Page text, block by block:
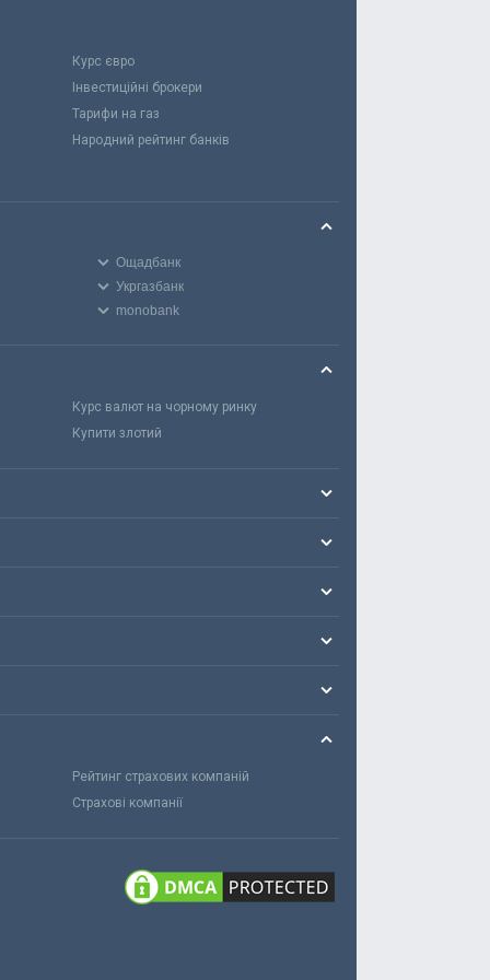
Курс євро
Інвестиційні брокери
Тарифи на газ
Народний рейтинг банків
Ощадбанк
Укргазбанк
monobank
Курс валют на чорному ринку
Купити злотий
Рейтинг страхових компаній
Страхові компанії